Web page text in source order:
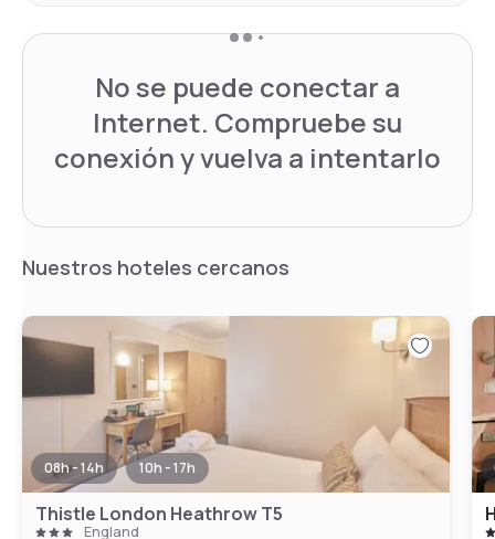
No se puede conectar a
Internet. Compruebe su
conexión y vuelva a intentarlo
Nuestros hoteles cercanos
08h - 14h 10h - 17h
Thistle London Heathrow T5
England